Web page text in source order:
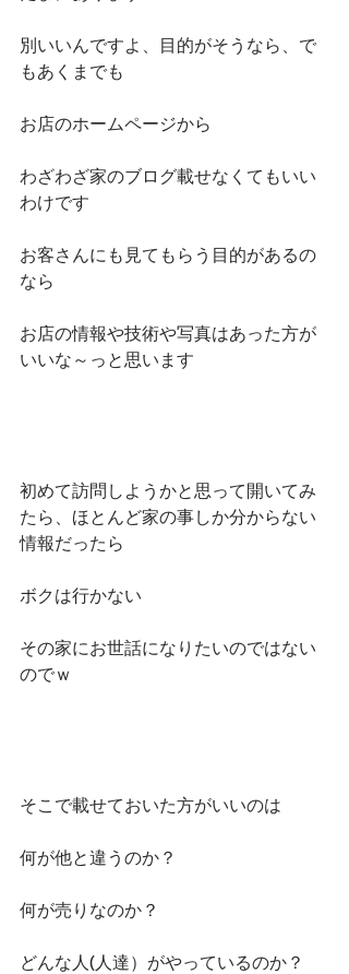
別いいんですよ、目的がそうなら、で
もあくまでも
お店のホームページから
わざわざ家のブログ載せなくてもいい
わけです
お客さんにも見てもらう目的があるの
なら
お店の情報や技術や写真はあった方が
いいな～っと思います
初めて訪問しようかと思って開いてみ
たら、ほとんど家の事しか分からない
情報だったら
ボクは行かない
その家にお世話になりたいのではない
のでｗ
そこで載せておいた方がいいのは
何が他と違うのか？
何が売りなのか？
どんな人(人達）がやっているのか？